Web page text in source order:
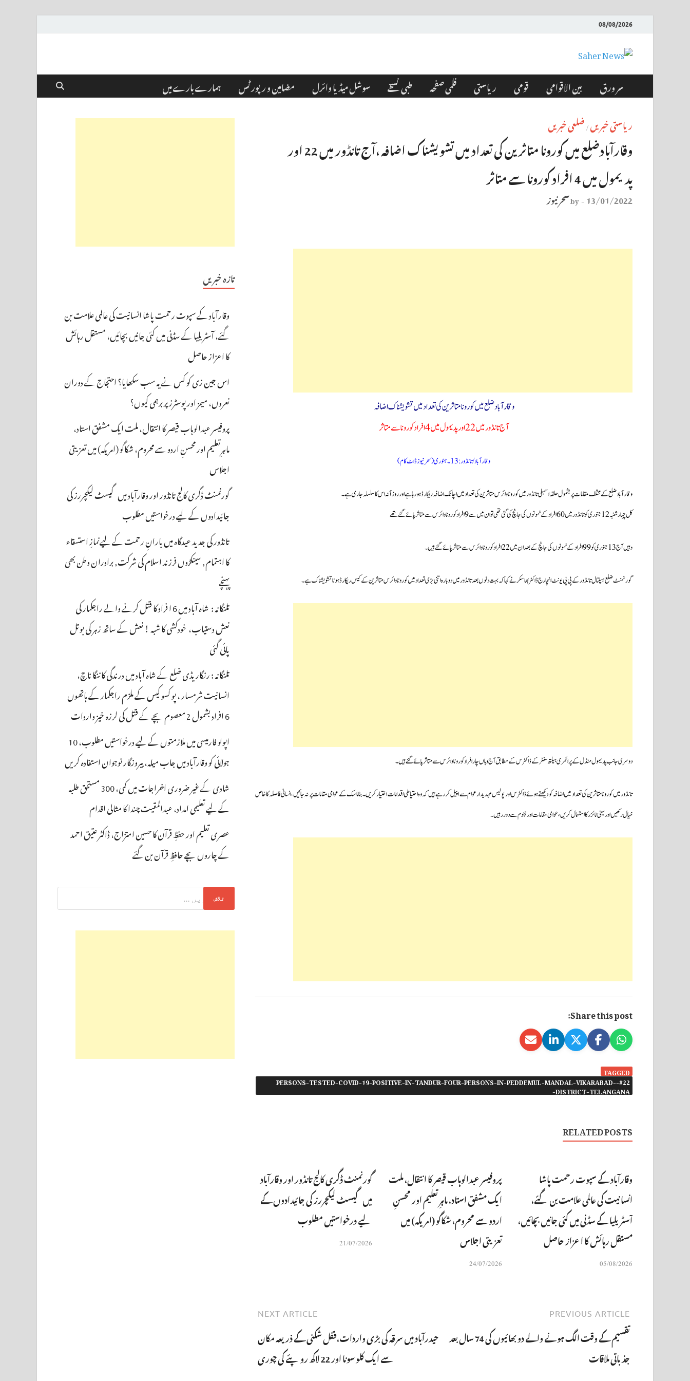
08/08/2026
سر ورق بین الاقوامی قومی ریاستی فلمی صفحہ طبی نسخے سوشل میڈیا وائرل مضامین و رپورٹس
ہمارے بارے میں
ریاستی خبریں / ضلعی خبریں
وقارآبادضلع میں کورونا متاثرین کی تعداد میں تشویشناک اضافہ ،آج تانڈور میں 22 اور
پدیمول میں 4 افراد کورونا سے متاثر
13/01/2022
-
byسحر نیوز
وقارآبادضلع میں کورونا متاثرین کی تعداد میں تشویشناک اضافہ
آج تانڈور میں 22 اور پدیمول میں 4 افراد کورونا سے متاثر
وقارآباد/تانڈور: 13۔جنوری(سحرنیوزڈاٹ کام)
وقارآباد ضلع کے مختلف مقامات پر بشمول حلقہ اسمبلی تانڈور میں کوروناوائرس متاثرین کی تعداد میں اچانک اضافہ ریکارڈ ہورہاہے اور روزآنہ اس کا سلسلہ جاری ہے۔
کل چہارشنبہ 12 جنوری کو تانڈور میں 60 افراد کے نمونوں کی جانچ کی گئی تھی توان میں سے 9 افراد کورونا وائرس سے متاثر پائے گئےتھے
وہیں آج 13 جنوری کو 99 افراد کے نمونوں کی جانچ کے بعد ان میں 22 افراد کورونا وائرس سے متاثر پائے گئے ہیں۔
گورنمنٹ ضلع ہسپتال تانڈور کے پی پی یونٹ انچارج ڈاکٹر بھاسکر نے کہا کہ بہت دنوں بعد تانڈور میں دوبارہ اتنی بڑی تعداد میں کورونا وائرس متاثرین کے کیس ریکارڈ ہونا تشویشناک ہے۔
دوسری جانب پدیمول منڈل کے پرائمری ہیلتھ سنٹر کے ڈاکٹرس کے مطابق آج وہاں چار افراد کورونا وائرس سے متاثر پائے گئے ہیں۔
تانڈور میں کورونا متاثرین کی تعداد میں اضافہ کو دیکھتے ہوئے ڈاکٹرس اور پولیس عہدیدار عوام سے اپیل کررہے ہیں کہ وہ احتیاطی اقدامات اختیار کریں۔بنا ماسک کے عوامی مقامات پر نہ جائیں، انسانی فاصلہ کا خاص
خیال رکھیں اورسینی ٹائزر کا استعمال کریں،عوامی مقامات اور ہجوم سے دور رہیں۔
Share this post:
TAGGED
#22-PERSONS-TESTED-COVID-19-POSITIVE-IN-TANDUR-FOUR-PERSONS-IN-PEDDEMUL-MANDAL-VIKARABAD-
DISTRICT-TELANGANA-
RELATED POSTS
وقارآباد کے سپوت رحمت پاشا
انسانیت کی عالمی علامت بن گئے،
آسٹریلیا کے سڈنی میں کئی جانیں بچائیں،
مستقل رہائش کا اعزاز حاصل
05/08/2026
پروفیسر عبدالوہاب قیصر کا انتقال، ملت
ایک مشفق استاد، ماہرِتعلیم اور محسنِ
اردو سے محروم، شکاگو (امریکہ) میں
تعزیتی اجلاس
24/07/2026
گورنمنٹ ڈگری کالج تانڈور اور وقارآباد
میں گیسٹ لیکچررز کی جائیدادوں کے
لیے درخواستیں مطلوب
21/07/2026
PREVIOUS ARTICLE
تقسیم کے وقت الگ ہونے والے دو بھائیوں کی 74 سال بعد
جذباتی ملاقات
NEXT ARTICLE
حیدرآباد میں سرقہ کی بڑی واردات،قفل شکنی کے ذریعہ مکان
سے ایک کلو سونا اور 22 لاکھ روپئے کی چوری
تازہ خبریں
وقارآباد کے سپوت رحمت پاشا انسانیت کی عالمی علامت بن
گئے، آسٹریلیا کے سڈنی میں کئی جانیں بچائیں، مستقل رہائش
کا اعزاز حاصل
اس جین زی کو کس نے یہ سب سکھایا؟ احتجاج کے دوران
نعروں، میمز اور پوسٹرز پر برہمی کیوں؟
پروفیسر عبدالوہاب قیصر کا انتقال، ملت ایک مشفق استاد،
ماہرِتعلیم اور محسنِ اردو سے محروم، شکاگو (امریکہ) میں تعزیتی
اجلاس
گورنمنٹ ڈگری کالج تانڈور اور وقارآباد میں گیسٹ لیکچررز کی
جائیدادوں کے لیے درخواستیں مطلوب
تانڈور کی جدید عیدگاہ میں بارانِ رحمت کے لیےنمازِ استسقاء
کا اہتمام, سینکڑوں فرزند اسلام کی شرکت, برادران وطن بھی
پہنچے
تلنگانہ : شاہ آباد میں 6 ا فراد کا قتل کرنے والے راجکمار کی
نعش دستیاب، خودکشی کا شبہ ! نعش کے ساتھ زہر کی بوتل
پائی گئی
تلنگانہ : رنگاریڈی ضلع کے شاہ آباد میں درندگی کا ننگا ناچ،
انسانیت شرمسار ، پو کسو کیس کے ملزم راجکمار کے ہاتھوں
6 افراد بشمول 2 معصوم بچے کے قتل کی لرزہ خیز واردات
اپولو فارمیسی میں ملازمتوں کے لیے درخواستیں مطلوب، 10
جولائی کو وقارآباد میں جاب میلہ، بیروزگار نوجوان استفادہ کریں
شادی کے غیر ضروری اخراجات میں کمی، 300 مستحق طلبہ
کے لیے تعلیمی امداد، عبدالمقیت چندا کا مثالی اقدام
عصری تعلیم اور حفظِ قرآن کا حسین امتزاج، ڈاکٹر عتیق احمد
کے چاروں بچے حافظِ قرآن بن گئے